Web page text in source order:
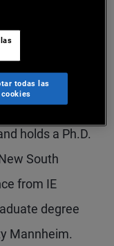
strategies as
for
clients. Prior
was with
He has 14
holds a Ph.D.
South
from IE
degree
Mannheim.
todas las
cookies